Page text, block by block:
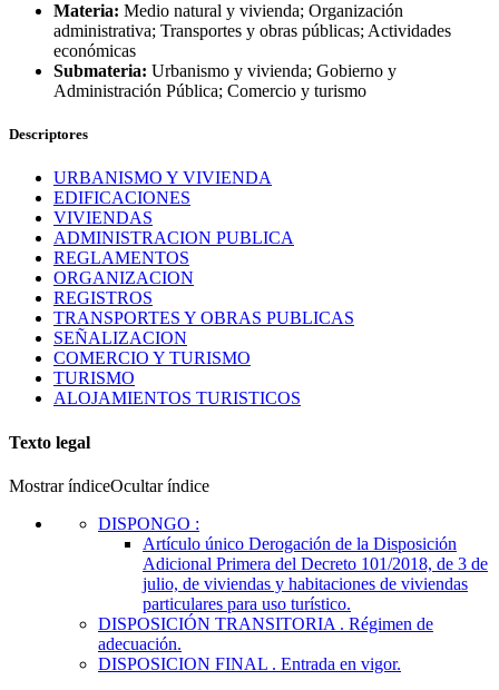
Materia: Medio natural y vivienda; Organización
administrativa; Transportes y obras públicas; Actividades
económicas
Submateria: Urbanismo y vivienda; Gobierno y
Administración Pública; Comercio y turismo
Descriptores
URBANISMO Y VIVIENDA
EDIFICACIONES
VIVIENDAS
ADMINISTRACION PUBLICA
REGLAMENTOS
ORGANIZACION
REGISTROS
TRANSPORTES Y OBRAS PUBLICAS
SEÑALIZACION
COMERCIO Y TURISMO
TURISMO
ALOJAMIENTOS TURISTICOS
Texto legal
Mostrar índiceOcultar índice
DISPONGO :
Artículo único Derogación de la Disposición
Adicional Primera del Decreto 101/2018, de 3 de
julio, de viviendas y habitaciones de viviendas
particulares para uso turístico.
DISPOSICIÓN TRANSITORIA . Régimen de
adecuación.
DISPOSICION FINAL . Entrada en vigor.